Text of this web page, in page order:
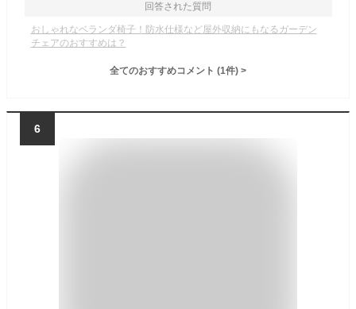
回答された質問
おしゃれなベランダ椅子！防水仕様など屋外収納にもなるガーデン
チェアのおすすめは？
全てのおすすめコメント (1件) >
6